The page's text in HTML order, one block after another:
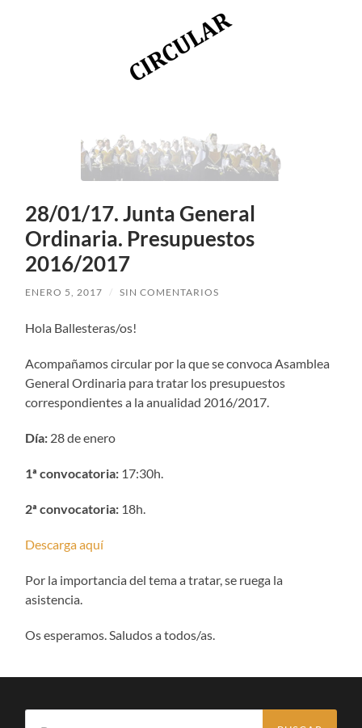
28/01/17. Junta General
Ordinaria. Presupuestos
2016/2017
ENERO 5, 2017 / SIN COMENTARIOS
Hola Ballesteras/os!
Acompañamos circular por la que se convoca Asamblea
General Ordinaria para tratar los presupuestos
correspondientes a la anualidad 2016/2017.
Día: 28 de enero
1ª convocatoria: 17:30h.
2ª convocatoria: 18h.
Descarga aquí
Por la importancia del tema a tratar, se ruega la
asistencia.
Os esperamos. Saludos a todos/as.